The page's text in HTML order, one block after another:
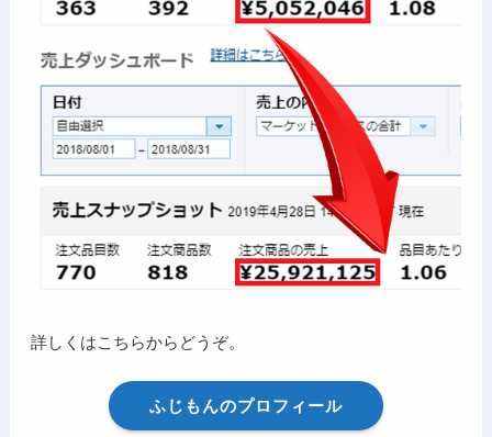
詳しくはこちらからどうぞ。
ふじもんのプロフィール